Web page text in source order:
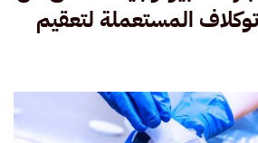
المستعملة لتعقيم